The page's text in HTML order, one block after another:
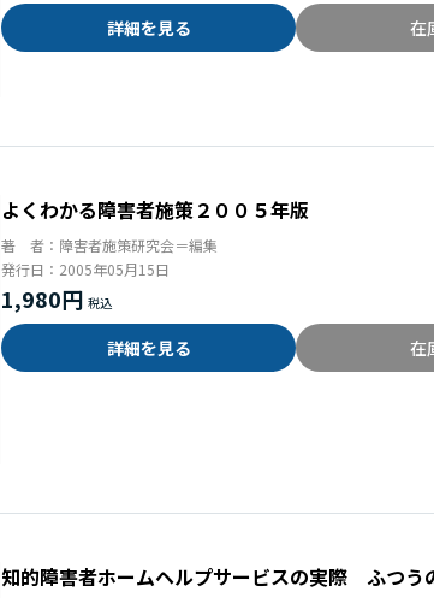
詳細を見る 在
よくわかる障害者施策２００５年版
著 者： 障害者施策研究会＝編集
発行日： 2005年05月15日
1,980円
詳細を見る 在
知的障害者ホームヘルプサービスの実際 ふつう